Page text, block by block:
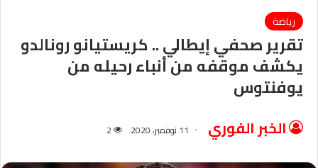
رياضة
تقرير صحفي إيطالي .. كريستيانو رونالدو
يكشف موقفه من أنباء رحيله من
يوفنتوس
الخبر الفوري 11 نوفمبر، 2020 2